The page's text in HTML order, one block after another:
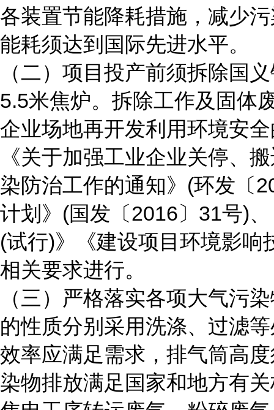
各装置节能降耗措施，减少
能耗须达到国际先进水平。
（二）项目投产前须拆除国
5.5米焦炉。拆除工作及固体
企业场地再开发利用环境安
《关于加强工业企业关停、
染防治工作的通知》(环发〔
计划》(国发〔2016〕31号)
(试行)》《建设项目环境影响
相关要求进行。
（三）严格落实各项大气污
的性质分别采用洗涤、过滤
效率应满足需求，排气筒高
染物排放满足国家和地方有